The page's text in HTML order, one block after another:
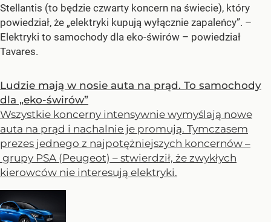
Stellantis (to będzie czwarty koncern na świecie), który
powiedział, że „elektryki kupują wyłącznie zapaleńcy”. –
Elektryki to samochody dla eko-świrów – powiedział
Tavares.
Ludzie mają w nosie auta na prąd. To samochody
dla „eko-świrów”
Wszystkie koncerny intensywnie wymyślają nowe
auta na prąd i nachalnie je promują. Tymczasem
prezes jednego z najpotężniejszych koncernów –
grupy PSA (Peugeot) – stwierdził, że zwykłych
kierowców nie interesują elektryki.